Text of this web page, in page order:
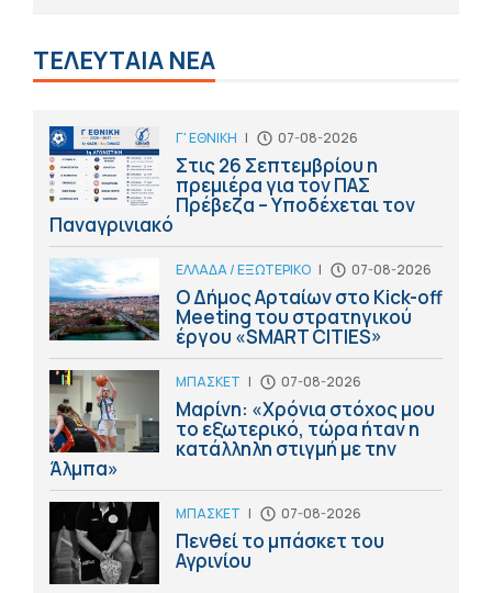
ΤΕΛΕΥΤΑΙΑ ΝΕΑ
Γ' ΕΘΝΙΚΗ | 07-08-2026
Στις 26 Σεπτεμβρίου η
πρεμιέρα για τον ΠΑΣ
Πρέβεζα – Υποδέχεται τον
Παναγρινιακό
ΕΛΛΑΔΑ / ΕΞΩΤΕΡΙΚΟ | 07-08-2026
Ο Δήμος Αρταίων στο Kick-off
Meeting του στρατηγικού
έργου «SMART CITIES»
ΜΠΑΣΚΕΤ | 07-08-2026
Μαρίνη: «Χρόνια στόχος μου
το εξωτερικό, τώρα ήταν η
κατάλληλη στιγμή με την
Άλμπα»
ΜΠΑΣΚΕΤ | 07-08-2026
Πενθεί το μπάσκετ του
Αγρινίου